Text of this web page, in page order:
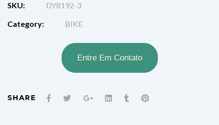
SKU:
DY8192-3
Category:
BIKE
Entre Em Contato
SHARE